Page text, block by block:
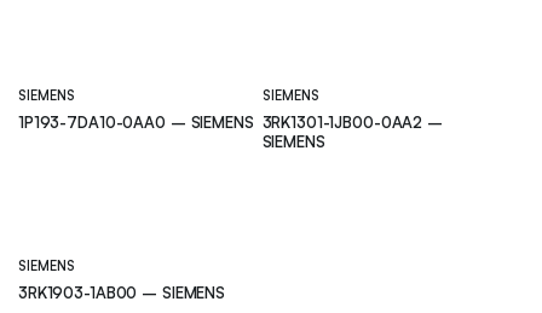
SIEMENS
1P193-7DA10-0AA0 – SIEMENS
SIEMENS
3RK1301-1JB00-0AA2 –
SIEMENS
SIEMENS
3RK1903-1AB00 – SIEMENS